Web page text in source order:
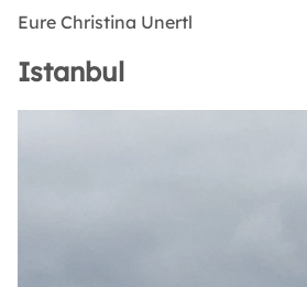
Eure Christina Unertl
Istanbul